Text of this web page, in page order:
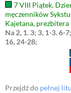
7 VIII Piątek.
męczenników
Kajetana, prezbitera
Na 2, 1. 3; 3, 1-3. 6-
16, 24-28;
Przejdź do pełnej